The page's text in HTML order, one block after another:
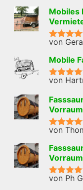
Mobiles
Bewertet
von
Mobile
Bewertet
von
Vorraum
Bewertet
von
Vorraum
Bewertet
von Ph G